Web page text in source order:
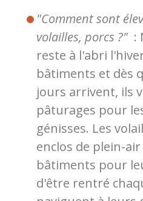
"Comment sont
volailles, porcs ?" :
reste à l'abri
bâtiments et dès
jours arrivent, ils
pâturages pour
génisses. Les
enclos de plein-
bâtiments pour
d'être rentré